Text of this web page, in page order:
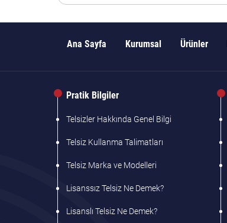
Ana Sayfa Kurumsal Ürünler
Pratik Bilgiler
Telsizler Hakkında Genel Bilgi
Telsiz Kullanma Talimatları
Telsiz Marka ve Modelleri
Lisanssız Telsiz Ne Demek?
Lisanslı Telsiz Ne Demek?